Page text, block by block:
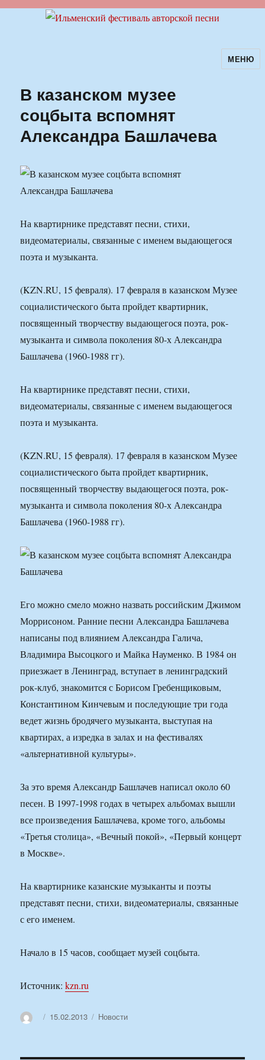
Ильменский фестиваль авторскойМЕНЮ
В казанском музее
соцбыта вспомнят
Александра Башлачева
На квартирнике представят песни, стихи,
видеоматериалы, связанные с именем выдающегося
поэта и музыканта.
(KZN.RU, 15 февраля). 17 февраля в казанском Музее
социалистического быта пройдет квартирник,
посвященный творчеству выдающегося поэта, рок-
музыканта и символа поколения 80-х Александра
Башлачева (1960-1988 гг).
На квартирнике представят песни, стихи,
видеоматериалы, связанные с именем выдающегося
поэта и музыканта.
(KZN.RU, 15 февраля). 17 февраля в казанском Музее
социалистического быта пройдет квартирник,
посвященный творчеству выдающегося поэта, рок-
музыканта и символа поколения 80-х Александра
Башлачева (1960-1988 гг).
Его можно смело можно назвать российским Джимом
Моррисоном. Ранние песни Александра Башлачева
написаны под влиянием Александра Галича,
Владимира Высоцкого и Майка Науменко. В 1984 он
приезжает в Ленинград, вступает в ленинградский
рок-клуб, знакомится с Борисом Гребенщиковым,
Константином Кинчевым и последующие три года
ведет жизнь бродячего музыканта, выступая на
квартирах, а изредка в залах и на фестивалях
«альтернативной культуры».
За это время Александр Башлачев написал около 60
песен. В 1997-1998 годах в четырех альбомах вышли
все произведения Башлачева, кроме того, альбомы
«Третья столица», «Вечный покой», «Первый концерт
в Москве».
На квартирнике казанские музыканты и поэты
представят песни, стихи, видеоматериалы, связанные
с его именем.
Начало в 15 часов, сообщает музей соцбыта.
Источник:kzn.ru
АвторОпубликовано
15.02.2013 Рубрики
Новости